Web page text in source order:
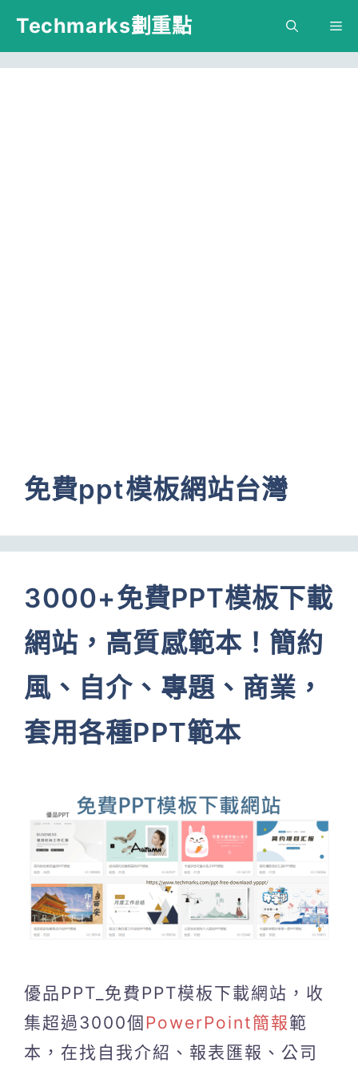
跳
主
Techmarks劃重點
免費ppt模板網站台灣
3000+免費PPT模板下載
網站，高質感範本！簡約
風、自介、專題、商業，
套用各種PPT範本
優品PPT_免費PPT模板下載網站，收
集超過3000個PowerPoint簡報範
本，在找自我介紹、報表匯報、公司